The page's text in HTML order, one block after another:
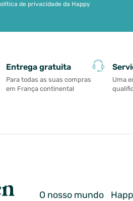
de privacidade da Happy
Entrega gratuita
Para todas as suas compras
em França continental
Uma
O nosso mundo